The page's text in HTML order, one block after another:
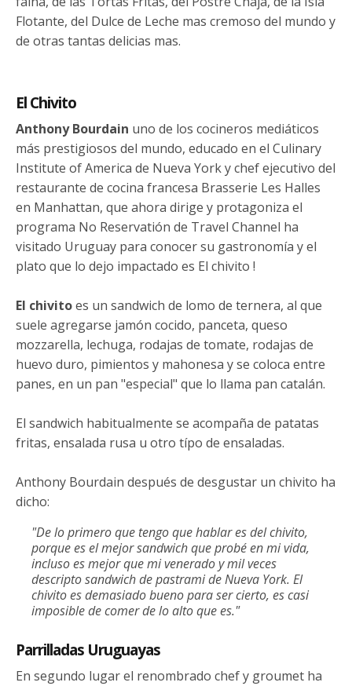
Flotante, del Dulce de Leche mas cremoso del mundo y
de otras tantas delicias mas.
El Chivito
Anthony Bourdain uno de los cocineros mediáticos
más prestigiosos del mundo, educado en el Culinary
Institute of America de Nueva York y chef ejecutivo del
restaurante de cocina francesa Brasserie Les Halles
en Manhattan, que ahora dirige y protagoniza el
programa No Reservatión de Travel Channel ha
visitado Uruguay para conocer su gastronomía y el
plato que lo dejo impactado es El chivito !
El chivitoes un sandwich de lomo de ternera, al que
suele agregarse jamón cocido, panceta, queso
mozzarella, lechuga, rodajas de tomate, rodajas de
huevo duro, pimientos y mahonesa y se coloca entre
panes, en un pan "especial" que lo llama pan catalán.
El sandwich habitualmente se acompaña de patatas
fritas, ensalada rusa u otro típo de ensaladas.
Anthony Bourdain después de desgustar un chivito ha
dicho:
"De lo primero que tengo que hablar es del chivito,
porque es el mejor sandwich que probé en mi vida,
incluso es mejor que mi venerado y mil veces
descripto sandwich de pastrami de Nueva York. El
chivito es demasiado bueno para ser cierto, es casi
imposible de comer de lo alto que es."
Parrilladas Uruguayas
En segundo lugar el renombrado chef y groumet ha